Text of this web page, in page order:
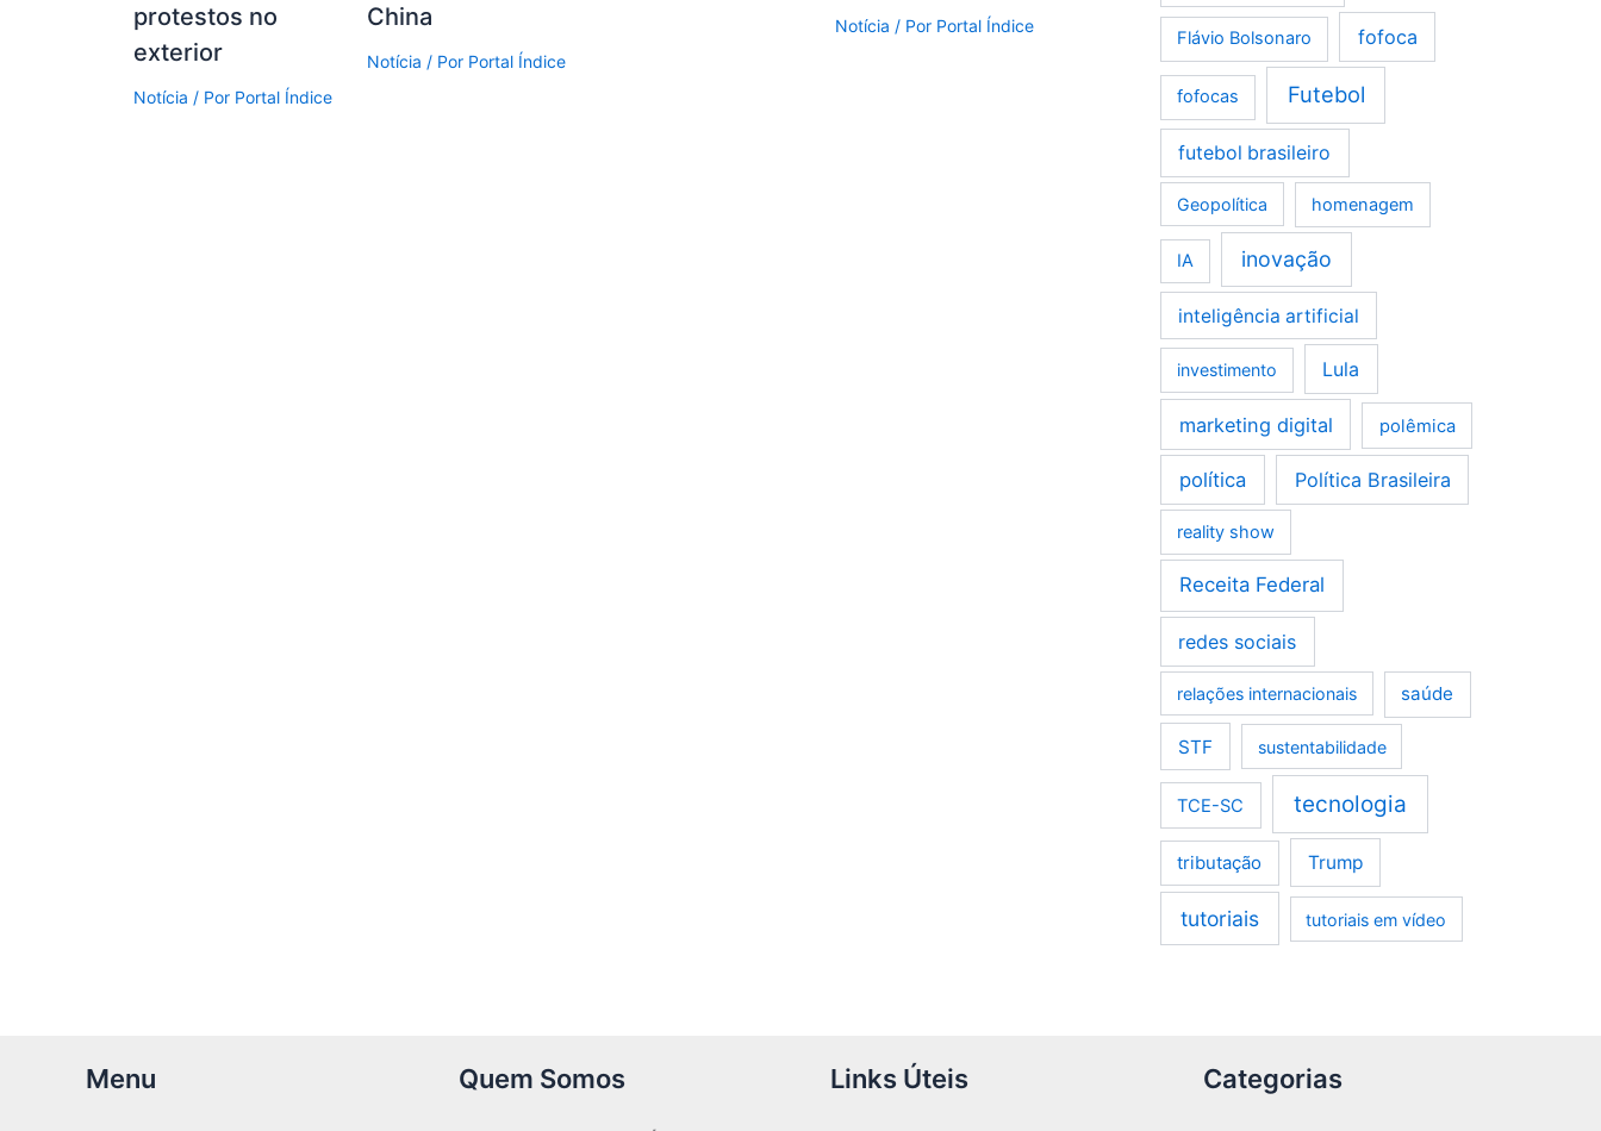
protestos no
exterior
Notícia / Por Portal Índice
China
Notícia / Por Portal Índice
Notícia / Por Portal Índice
Flávio Bolsonaro fofoca
fofocas Futebol
futebol brasileiro
Geopolítica homenagem
IA inovação
inteligência artificial
investimento Lula
marketing digital polêmica
política Política Brasileira
reality show
Receita Federal
redes sociais
relações internacionais saúde
STF sustentabilidade
TCE-SC tecnologia
tributação Trump
tutoriais tutoriais em vídeo
Menu Quem Somos Links Úteis Categorias